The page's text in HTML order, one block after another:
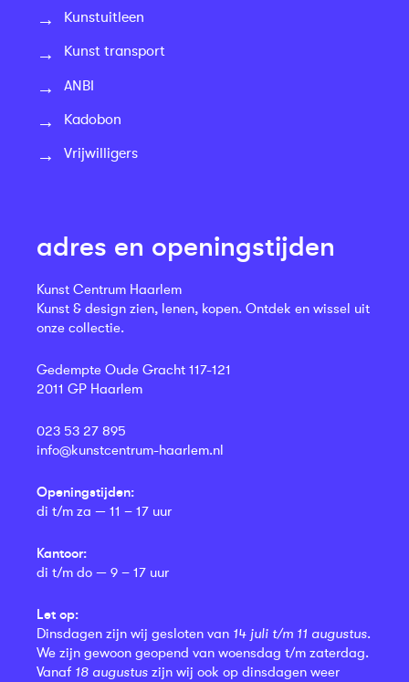
Kunstuitleen
Kunst transport
ANBI
Kadobon
Vrijwilligers
adres en openingstijden
Kunst Centrum Haarlem
Kunst & design zien, lenen, kopen. Ontdek en wissel uit
onze collectie.
Gedempte Oude Gracht 117-121
2011 GP Haarlem
023 53 27 895
info@kunstcentrum-haarlem.nl
Openingstijden:
di t/m za — 11 – 17 uur
Kantoor:
di t/m do — 9 – 17 uur
Let op:
Dinsdagen zijn wij gesloten van 14 juli t/m 11 augustus.
We zijn gewoon geopend van woensdag t/m zaterdag.
Vanaf 18 augustus zijn wij ook op dinsdagen weer